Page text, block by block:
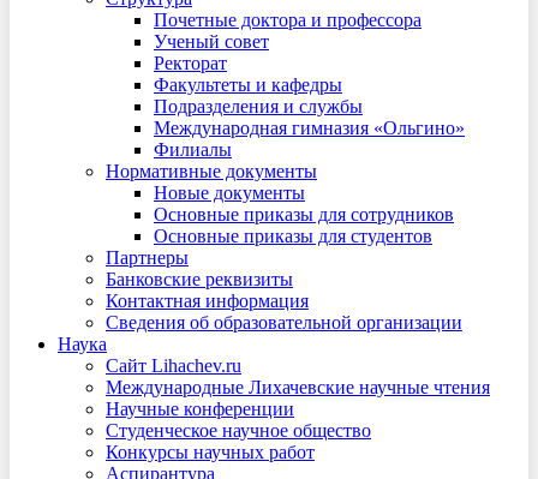
Почетные доктора и профессора
Ученый совет
Ректорат
Факультеты и кафедры
Подразделения и службы
Международная гимназия «Ольгино»
Филиалы
Нормативные документы
Новые документы
Основные приказы для сотрудников
Основные приказы для студентов
Партнеры
Банковские реквизиты
Контактная информация
Сведения об образовательной организации
Наука
Сайт Lihachev.ru
Международные Лихачевские научные чтения
Научные конференции
Студенческое научное общество
Конкурсы научных работ
Аспирантура